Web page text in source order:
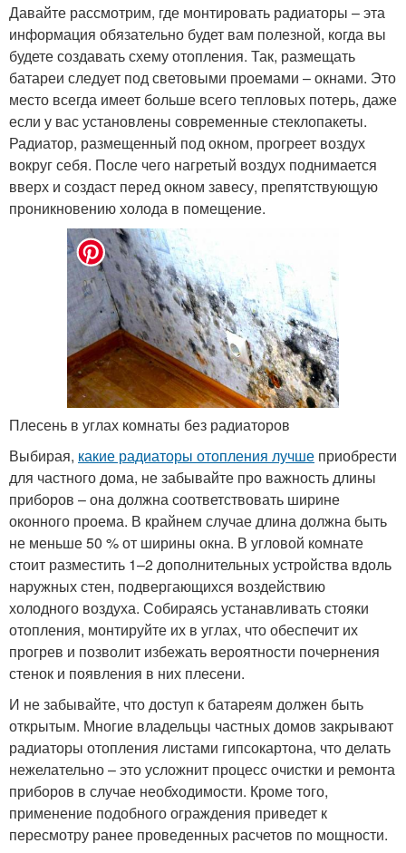
Давайте рассмотрим, где монтировать радиаторы – эта
информация обязательно будет вам полезной, когда вы
будете создавать схему отопления. Так, размещать
батареи следует под световыми проемами – окнами. Это
место всегда имеет больше всего тепловых потерь, даже
если у вас установлены современные стеклопакеты.
Радиатор, размещенный под окном, прогреет воздух
вокруг себя. После чего нагретый воздух поднимается
вверх и создаст перед окном завесу, препятствующую
проникновению холода в помещение.
Плесень в углах комнаты без радиаторов
Выбирая, какие радиаторы отопления лучше приобрести
для частного дома, не забывайте про важность длины
приборов – она должна соответствовать ширине
оконного проема. В крайнем случае длина должна быть
не меньше 50 % от ширины окна. В угловой комнате
стоит разместить 1–2 дополнительных устройства вдоль
наружных стен, подвергающихся воздействию
холодного воздуха. Собираясь устанавливать стояки
отопления, монтируйте их в углах, что обеспечит их
прогрев и позволит избежать вероятности почернения
стенок и появления в них плесени.
И не забывайте, что доступ к батареям должен быть
открытым. Многие владельцы частных домов закрывают
радиаторы отопления листами гипсокартона, что делать
нежелательно – это усложнит процесс очистки и ремонта
приборов в случае необходимости. Кроме того,
применение подобного ограждения приведет к
пересмотру ранее проведенных расчетов по мощности.